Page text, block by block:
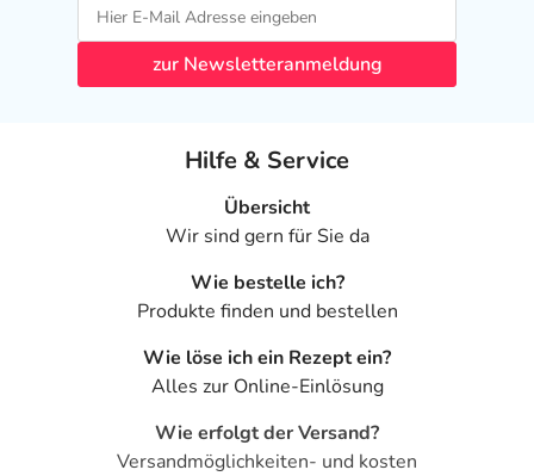
zur Newsletteranmeldung
Hilfe & Service
Übersicht
Wir sind gern für Sie da
Wie bestelle ich?
Produkte finden und bestellen
Wie löse ich ein Rezept ein?
Alles zur Online-Einlösung
Wie erfolgt der Versand?
Versandmöglichkeiten- und kosten